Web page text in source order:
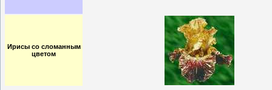
Ирисы со сломанным
цветом